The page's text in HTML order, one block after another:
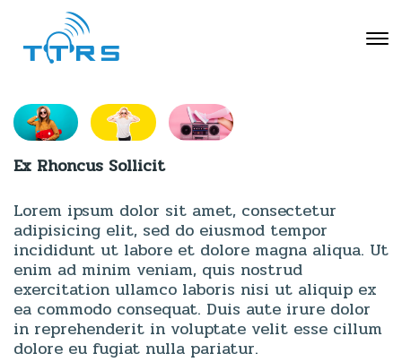
Ex Rhoncus Sollicit
Lorem ipsum dolor sit amet, consectetur
adipisicing elit, sed do eiusmod tempor
incididunt ut labore et dolore magna aliqua. Ut
enim ad minim veniam, quis nostrud
exercitation ullamco laboris nisi ut aliquip ex
ea commodo consequat. Duis aute irure dolor
in reprehenderit in voluptate velit esse cillum
dolore eu fugiat nulla pariatur.